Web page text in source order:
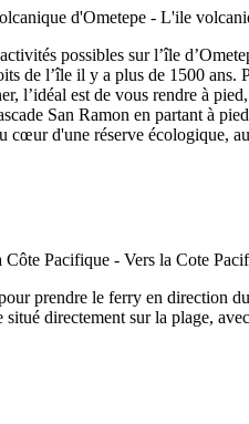
possibles sur l’île
de l’île il y a plus de 1500
l’idéal est de vous rendre à
San Ramon en partant à
d'une réserve écologique,
prendre le ferry en direction
directement sur la plage,